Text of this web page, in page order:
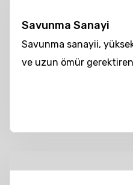
Savunma Sanayi
Savunma sanayii,
ve uzun ömür